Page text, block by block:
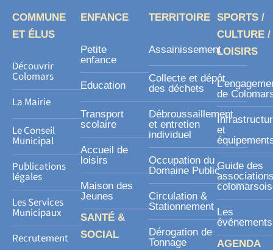
s
r
COMMUNE
ET ÉLUS
Découvrir
Colomars
La Mairie
Le Conseil
Municipal
Publications
légales
Les Services
Municipaux
Recrutement
ENFANCE
Petite
enfance
Education
Transport
scolaire
Accueil de
loisirs
Maison des
Jeunes
SANTÉ &
SOCIAL
TERRITOIRE
Assainissement
Collecte et dépôt
des déchets
Débroussaillement
et entretien
individuel
Occupation du
Domaine Public
Circulation &
Stationnement
Dérogation de
Tonnage
SPORTS /
CULTURE /
LOISIRS
de
et
Guide des
Les
événements
AGENDA